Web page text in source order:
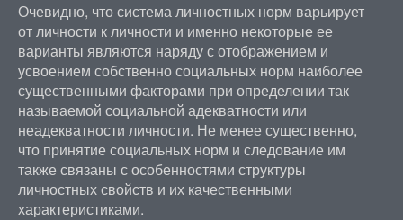
Очевидно, что система личностных норм варьирует
от личности к личности и именно некоторые ее
варианты являются наряду с отображением и
усвоением собственно социальных норм наиболее
существенными факторами при определении так
называемой социальной адекватности или
неадекватности личности. Не менее существенно,
что принятие социальных норм и следование им
также связаны с особенностями структуры
личностных свойств и их качественными
характеристиками.